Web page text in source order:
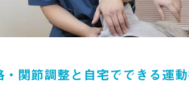
・関節調整と自宅でできる運